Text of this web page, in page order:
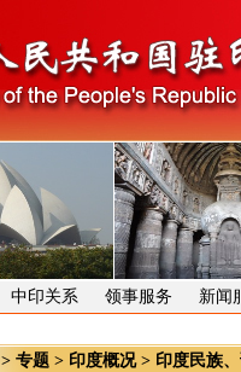
中印关系 领事服务 新闻
> 专题 > 印度概况> 印度民族